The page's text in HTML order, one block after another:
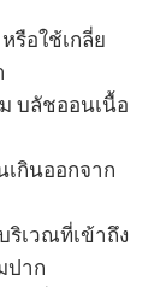
รือใช้เกลี่ย
บลัชออนเนื้อ
กินออกจาก
ริเวณที่เข้าถึง
ปาก